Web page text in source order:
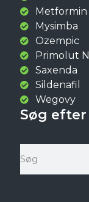
Metformin
Mysimba
Ozempic
Primolut N
Saxenda
Sildenafil
Wegovy
Søg